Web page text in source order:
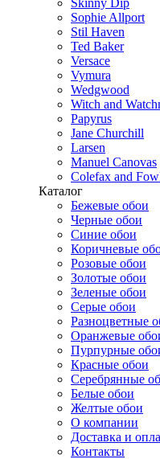
Skinny Dip
Sophie Allport
Stil Haven
Ted Baker
Versace
Vymura
Wedgwood
Witch and
Papyrus
Jane Churchill
Larsen
Manuel Canovas
Colefax and
Каталог
Бежевые обои
Черные обои
Синие обои
Коричневые
Розовые обои
Золотые обои
Зеленые обои
Серые обои
Разноцветные
Оранжевые
Пурпурные
Красные обои
Серебрянные
Белые обои
Желтые обои
О компании
Доставка и
Контакты